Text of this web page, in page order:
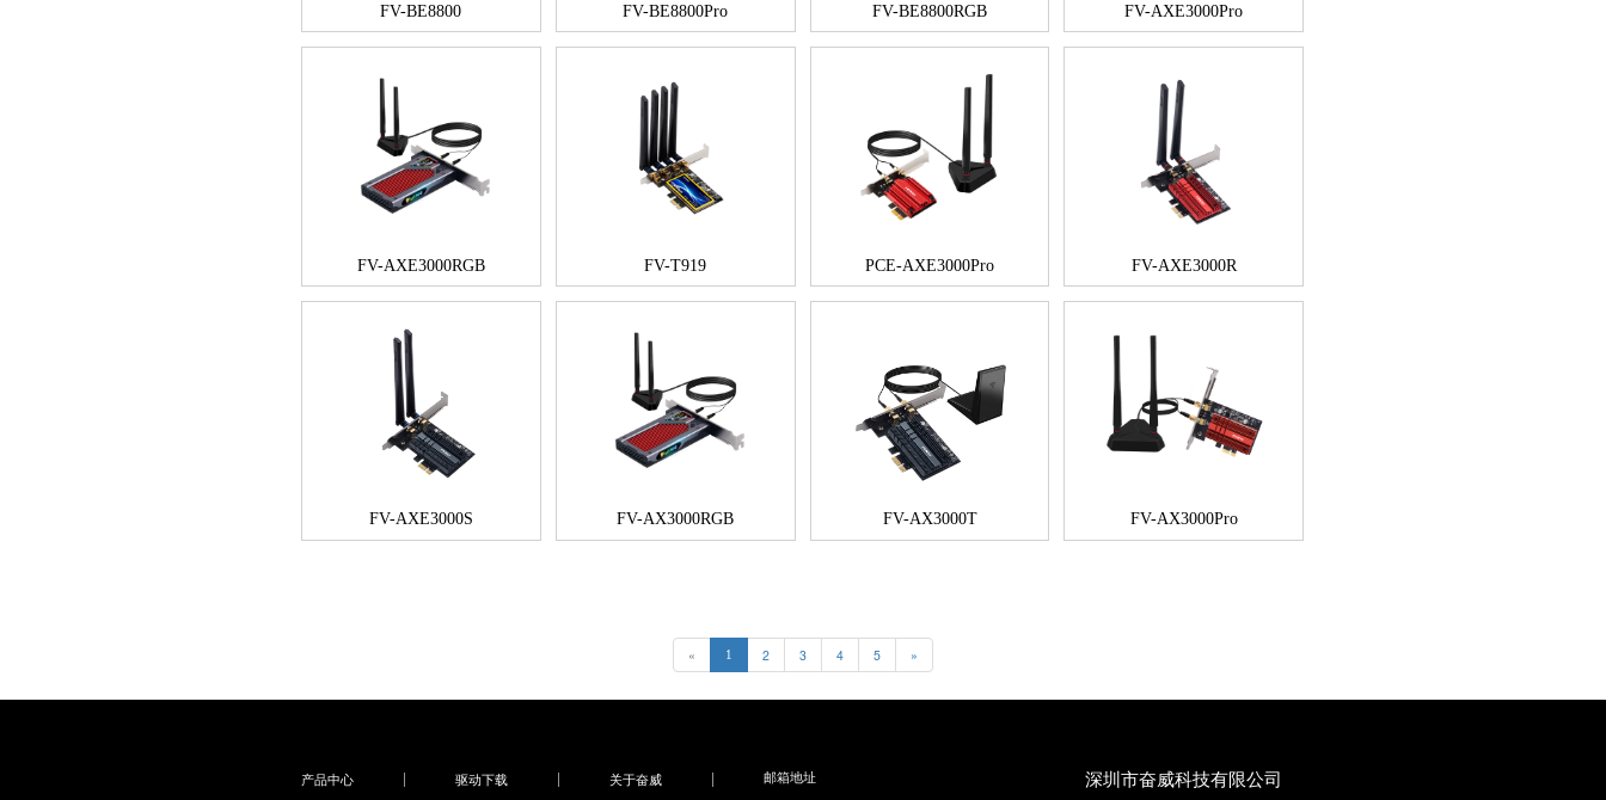
FV-BE8800 FV-BE8800Pro FV-BE8800RGB FV-AXE3000Pro
FV-AXE3000RGB FV-T919 PCE-AXE3000Pro FV-AXE3000R
FV-AXE3000S FV-AX3000RGB FV-AX3000T FV-AX3000Pro
« 1 2 3 4 5 »
产品中心 驱动下载 关于奋威 邮箱地址 深圳市奋威科技有限公司